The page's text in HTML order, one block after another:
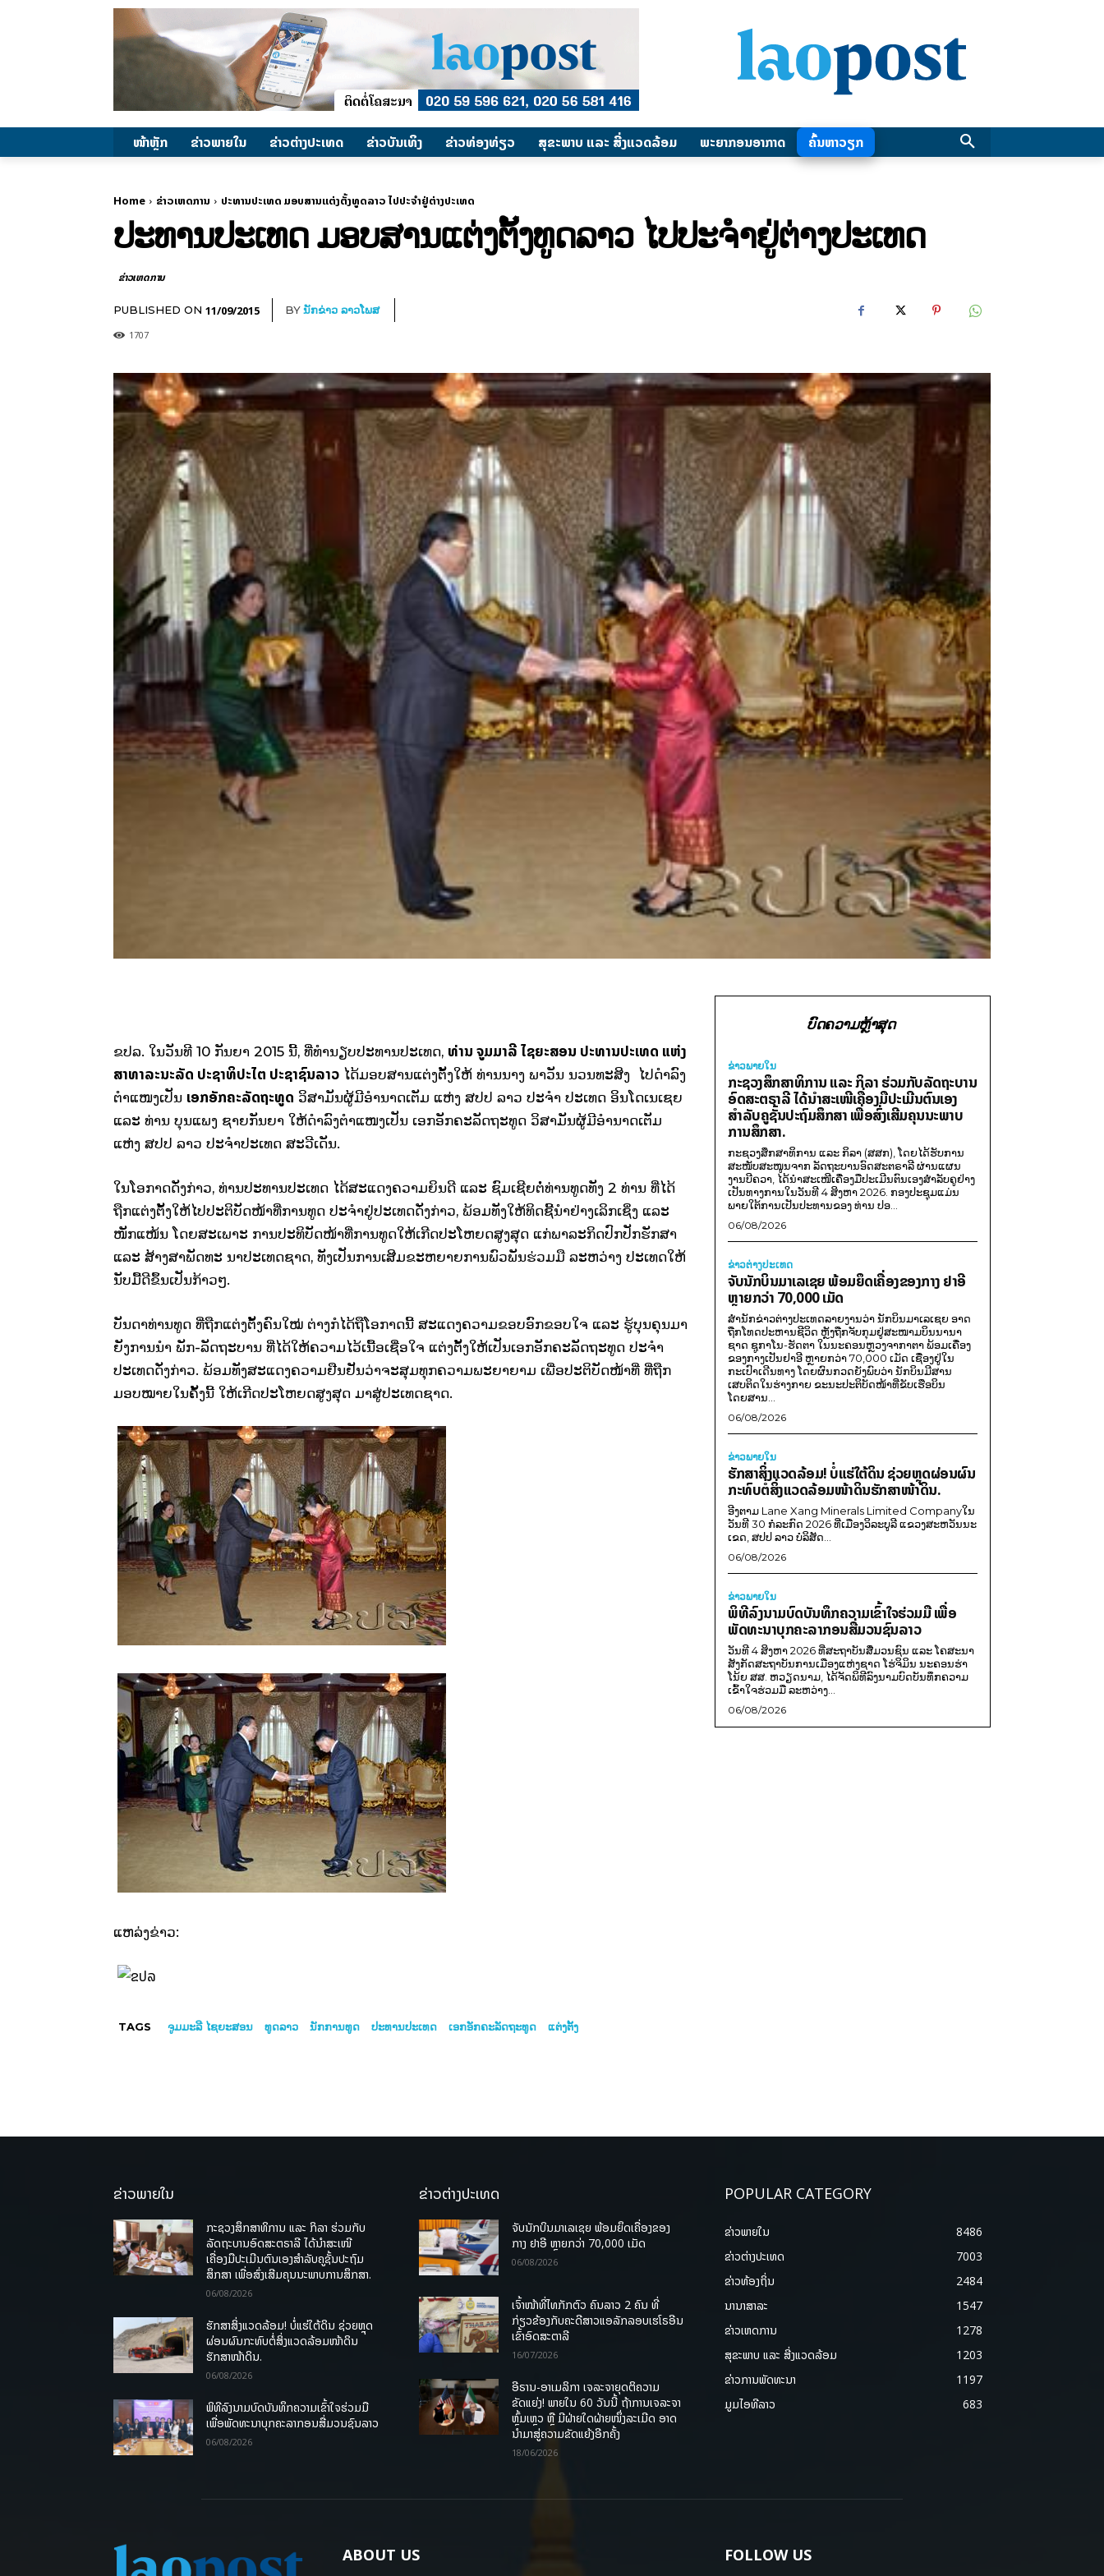
ໜ້າຫຼັກ ຂ່າວພາຍ​ໃນ ຂ່າວຕ່າງປະເທດ ​ຂ່າວບັນເທິງ ​ຂ່າວທ່ອງທ່ຽວ ສຸຂະພາບ ແລະ ສີ່ງແວດລ້ອມ ພະຍາກອນອາກາດ ຄົ້ນຫາວຽກ
Home ຂ່າວເຫດການ ປະທານປະເທດ ມອບສານແຕ່ງຕັ້ງທູດລາວ ໄປປະຈຳຢູ່ຕ່າງປະເທດ
ປະທານປະເທດ ມອບສານແຕ່ງຕັ້ງທູດລາວ ໄປປະຈຳຢູ່ຕ່າງປະເທດ
ຂ່າວເຫດການ
PUBLISHED ON 11/09/2015 BYນັກຂ່າວ ລາວໂພສ
1707
ຂປລ. ໃນວັນທີ 10 ກັນຍາ 2015 ນີ້, ທີ່ທຳນຽບປະທານປະເທດ, ທ່ານ ຈູມມາລີ ໄຊຍະສອນ ປະທານປະເທດ ແຫ່ງ
ສາທາລະນະລັດ ປະຊາທິປະໄຕ ປະຊາຊົນລາວ ໄດ້ມອບສານແຕ່ງຕັ້ງໃຫ້ ທ່ານນາງ ພາວັນ ນວນທະສິງ ໄປດໍາລົງ
ຕໍາແໜງເປັນ ເອກອັກຄະລັດຖະທູດ ວິສາມັນຜູ້ມີອຳນາດເຕັມ ແຫ່ງ ສປປ ລາວ ປະຈຳ ປະເທດ ອິນໂດເນເຊຍ
ແລະ ທ່ານ ບຸນແພງ ຊາຍກັນຍາ ໃຫ້ດຳລົງຕຳແໜງເປັນ ເອກອັກຄະລັດຖະທູດ ວິສາມັນຜູ້ມີອຳນາດເຕັມ
ແຫ່ງ ສປປ ລາວ ປະຈຳປະເທດ ສະວີເດັນ.
ໃນໂອກາດດັ່ງກ່າວ, ທ່ານປະທານປະເທດ ໄດ້ສະແດງຄວາມຍິນດີ ແລະ ຊົມເຊີຍຕໍ່ທ່ານທູດທັງ 2 ທ່ານ ທີ່ໄດ້
ຖືກແຕ່ງຕັ້ງໃຫ້ໄປປະຕິບັດໜ້າທີ່ການທູດ ປະຈຳຢູ່ປະເທດດັ່ງກ່າວ, ພ້ອມທັງໃຫ້ທິດຊີ້ນຳຢ່າງເລິກເຊິ່ງ ແລະ
ໜັກແໜ້ນ ໂດຍສະເພາະ ການປະທິບັດໜ້າທີ່ການທູດໃຫ້ເກີດປະໂຫຍດສູງສຸດ ແກ່ພາລະກິດປົກປັກຮັກສາ
ແລະ ສ້າງສາພັດທະ ນາປະເທດຊາດ, ທັງເປັນການເສີມຂະຫຍາຍການພົວພັນຮ່ວມມື ລະຫວ່າງ ປະເທດໃຫ້
ນັບມື້ດີຂຶ້ນເປັນກ້າວໆ.
ບັນດາທ່ານທູດ ທີ່​ຖືກ​ແຕ່ງ​ຕັ້ງຄົນໃໝ່ ຕ່າງກໍໄດ້ຖືໂອກາດນີ້ ສະແດງຄວາມຂອບອົກຂອບໃຈ ແລະ ຮູ້ບຸນຄຸນມາ
ຍັງການນຳ ພັກ-ລັດຖະບານ ທີ່ໄດ້ໃຫ້ຄວາມໄວ້ເນື້ອເຊື່ອໃຈ ແຕ່ງຕັ້ງໃຫ້ເປັນເອກອັກຄະລັດຖະທູດ ປະຈຳ
ປະເທດດັ່ງກ່າວ. ພ້ອມທັງສະແດງຄວາມຢືນຢັນວ່າຈະສຸມທຸກຄວາມພະຍາຍາມ ເພື່ອປະຕິບັດໜ້າທີ່ ທີ່ຖືກ
ມອບໝາຍໃນຄັ້ງນີ້ ໃຫ້ເກີດປະໂຫຍດສູງສຸດ ມາສູ່ປະເທດຊາດ.
ແຫລ່ງຂ່າວ:
TAGS ຈູມມະລີ ໄຊຍະສອນ ທູດລາວ ນັກການທູດ ປະທານປະເທດ ເອກອັກຄະລັດຖະທູດ ແຕ່ງຕັ້ງ
ບົດຄວາມຫຼ້າສຸດ
ຂ່າວພາຍ​ໃນ
ກະຊວງສຶກສາທິການ ແລະ ກິລາ ຮ່ວມກັບລັດຖະບານ
ອົດສະຕຣາລີ ໄດ້ນຳສະເໜີເຄື່ອງມືປະເມີນຕົນເອງ
ສຳລັບຄູຊັ້ນປະຖົມສຶກສາ ເພື່ອສົ່ງເສີມຄຸນນະພາບ
ການສຶກສາ.
ກະຊວງສຶກສາທິການ ແລະ ກິລາ (ສສກ), ໂດຍໄດ້ຮັບການ
ສະໜັບສະໜູນຈາກ ລັດຖະບານອົດສະຕຣາລີ ຜ່ານແຜນ
ງານບີຄວາ, ໄດ້ນຳສະເໜີເຄື່ອງມືປະເມີນຕົນເອງສຳລັບຄູຢ່າງ
ເປັນທາງການໃນວັນທີ 4 ສິງຫາ 2026. ກອງປະຊຸມແມ່ນ
ພາຍໃຕ້ການເປັນປະທານຂອງ ທ່ານ ປອ...
06/08/2026
ຂ່າວຕ່າງປະເທດ
ຈັບນັກບິນມາເລເຊຍ ພ້ອມຍຶດເຄື່ອງຂອງກາງ ຢາອີ
ຫຼາຍກວ່າ 70,000 ເມັດ
ສຳນັກຂ່າວຕ່າງປະເທດລາຍງານວ່າ ນັກບິນມາເລເຊຍ ອາດ
ຖືກໂທດປະຫານຊີວິດ ຫຼັງຖືກຈັບກຸມຢູ່ສະໜາມບິນນານາ
ຊາດ ຊູກາໂນ-ຮັດຕາ ໃນນະຄອນຫຼວງຈາກາຕາ ພ້ອມເຄື່ອງ
ຂອງກາງເປັນຢາອີ ຫຼາຍກວ່າ 70,000 ເມັດ ເຊື່ອງຢູ່ໃນ
ກະເປົາເດີນທາງ ໂດຍຜົນກວດຍັງພົບວ່າ ນັກບິນມີສານ
ເສບຕິດໃນຮ່າງກາຍ ຂະນະປະຕິບັດໜ້າທີ່ຂັບເຮືອບິນ
ໂດຍສານ...
06/08/2026
ຂ່າວພາຍ​ໃນ
ຮັກສາສິ່ງແວດລ້ອມ! ບໍ່ແຮ່ໃຕ້ດິນ ຊ່ວຍຫຼຸດຜ່ອນຜົນ
ກະທົບຕໍ່ສິ່ງແວດລ້ອມໜ້າດິນຮັກສາໜ້າດິນ.
ອີງຕາມ Lane Xang Minerals Limited Companyໃນ
ວັນທີ 30 ກໍລະກົດ 2026 ທີ່ເມືອງວິລະບູລີ ແຂວງສະຫວັນນະ
ເຂດ, ສປປ ລາວ ບໍລິສັດ...
06/08/2026
ຂ່າວພາຍ​ໃນ
ພິທີລົງນາມບົດບັນທຶກຄວາມເຂົ້າໃຈຮ່ວມມື ເພື່ອ
ພັດທະນາບຸກຄະລາກອນສື່ມວນຊົນລາວ
ວັນທີ 4 ສິງຫາ 2026 ທີ່ສະຖາບັນສື່ມວນຊົນ ແລະ ໂຄສະນາ
ສັງກັດສະຖາບັນການເມືອງແຫ່ງຊາດ ໂຮ່ຈິມິນ ນະຄອນຮ່າ
ໂນ້ຍ ສສ. ຫວຽດນາມ, ໄດ້ຈັດພິທີລົງນາມບົດບັນທຶກຄວາມ
ເຂົ້າໃຈຮ່ວມມື ລະຫວ່າງ...
06/08/2026
ຂ່າວພາຍໃນ
ກະຊວງສຶກສາທິການ ແລະ ກິລາ ຮ່ວມກັບ
ລັດຖະບານອົດສະຕຣາລີ ໄດ້ນຳສະເໜີ
ເຄື່ອງມືປະເມີນຕົນເອງສຳລັບຄູຊັ້ນປະຖົມ
ສຶກສາ ເພື່ອສົ່ງເສີມຄຸນນະພາບການສຶກສາ.
06/08/2026
ຮັກສາສິ່ງແວດລ້ອມ! ບໍ່ແຮ່ໃຕ້ດິນ ຊ່ວຍຫຼຸດ
ຜ່ອນຜົນກະທົບຕໍ່ສິ່ງແວດລ້ອມໜ້າດິນ
ຮັກສາໜ້າດິນ.
06/08/2026
ພິທີລົງນາມບົດບັນທຶກຄວາມເຂົ້າໃຈຮ່ວມມື
ເພື່ອພັດທະນາບຸກຄະລາກອນສື່ມວນຊົນລາວ
06/08/2026
ຂ່າວຕ່າງປະເທດ
ຈັບນັກບິນມາເລເຊຍ ພ້ອມຍຶດເຄື່ອງຂອງ
ກາງ ຢາອີ ຫຼາຍກວ່າ 70,000 ເມັດ
06/08/2026
ເຈົ້າໜ້າທີ່ໄທກັກຕົວ ຄົນລາວ 2 ຄົນ ທີ່
ກ່ຽວຂ້ອງກັບຄະດີສາວແອລັກລອບເຮໂຣອີນ
ເຂົ້າອົດສະຕາລີ
16/07/2026
ອີຣານ-ອາເມລິກາ ເຈລະຈາຍຸດຕິຄວາມ
ຂັດແຍ່ງ! ພາຍໃນ 60 ວັນນີ້ ຖ້າການເຈລະຈາ
ຫຼົ້ມເຫຼວ ຫຼື ມີຝ່າຍໃດຝ່າຍໜຶ່ງລະເມີດ ອາດ
ນໍາມາສູ່ຄວາມຂັດແຍ້ງອີກຄັ້ງ
18/06/2026
POPULAR CATEGORY
ຂ່າວພາຍ​ໃນ
8486
ຂ່າວຕ່າງປະເທດ
7003
ຂ່າວທ້ອງຖິ່ນ
2484
ນານາສາລະ
1547
ຂ່າວເຫດການ
1278
ສຸຂະພາບ ແລະ ສີ່ງແວດລ້ອມ
1203
ຂ່າວການພັດທະນາ
1197
ມູມໄອທີລາວ
683
ABOUT US FOLLOW US